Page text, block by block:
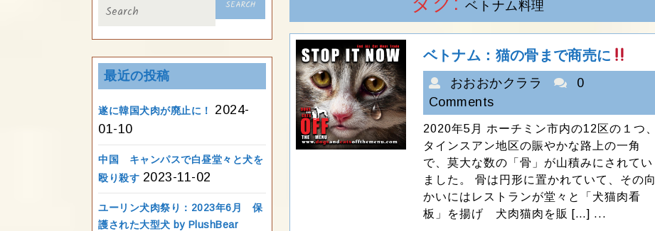
for:
最近の投稿
遂に韓国犬肉が廃止に！
2024-
01-10
中国 キャンパスで白昼堂々と犬を
殴り殺す 2023-11-02
ユーリン犬肉祭り：2023年6月 保
護された大型犬 by PlushBear
ベトナム料理
ベトナム：猫の骨まで商売に
ト
猫
の
骨
ま
で
商
売
おおおかクララ
お
お
か
ク
ラ
ラ
0
Comments
2020年5月 ホーチミン市内の12区の１つ、
タインスアン地区の賑やかな路上の一角
で、莫大な数の「骨」が山積みにされてい
ました。 骨は円形に置かれていて、その向
かいにはレストランが堂々と「犬猫肉看
板」を揚げ 犬肉猫肉を販 […] ...